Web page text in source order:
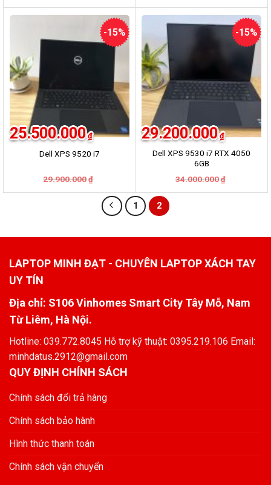
-15%
Dell XPS 9520 i7
29.900.000 ₫
25.500.000 ₫
-15%
Dell XPS 9530 i7 RTX 4050
6GB
34.000.000 ₫
29.200.000 ₫
1 2
LAPTOP MINH ĐẠT - CHUYÊN LAPTOP XÁCH TAY
UY TÍN
Địa chỉ: S106 Vinhomes Smart City Tây Mỗ, Nam
Từ Liêm, Hà Nội.
Hotline: 039.772.8045 Hỗ trợ kỹ thuật: 0395.219.106 Email:
minhdatus.2912@gmail.com
QUY ĐỊNH CHÍNH SÁCH
Chính sách đổi trả hàng
Chính sách bảo hành
Hình thức thanh toán
Chính sách vận chuyển